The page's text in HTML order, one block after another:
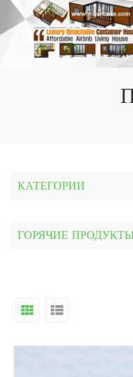
КАТЕГОРИИ
ГОРЯЧИЕ